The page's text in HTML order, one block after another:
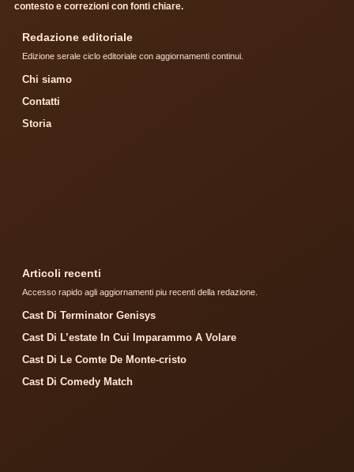
contesto e correzioni con fonti chiare.
Redazione editoriale
Edizione serale ciclo editoriale con aggiornamenti continui.
Chi siamo
Contatti
Storia
Articoli recenti
Accesso rapido agli aggiornamenti piu recenti della redazione.
Cast Di Terminator Genisys
Cast Di L’estate In Cui Imparammo A Volare
Cast Di Le Comte De Monte-cristo
Cast Di Comedy Match